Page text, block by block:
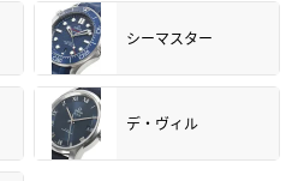
シーマスター
デ・ヴィル